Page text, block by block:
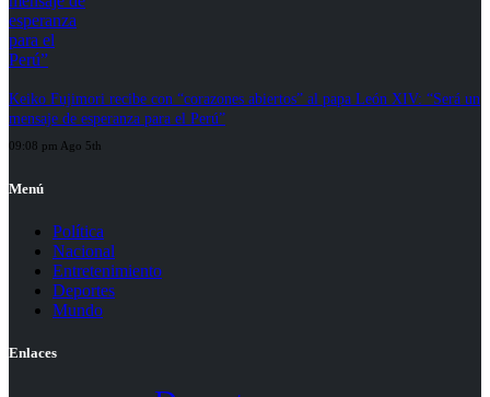
Keiko Fujimori recibe con “corazones abiertos” al papa León XIV: “Será un
mensaje de esperanza para el Perú”
09:08 pm Ago 5th
Menú
Política
Nacional
Entretenimiento
Deportes
Mundo
Enlaces